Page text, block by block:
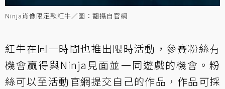
Ninja肖像限定款紅牛／圖：翻攝自官網
紅牛在同一時間也推出限時活動，參賽粉絲有
機會贏得與Ninja見面並一同遊戲的機會。粉
絲可以至活動官網提交自己的作品，作品可採